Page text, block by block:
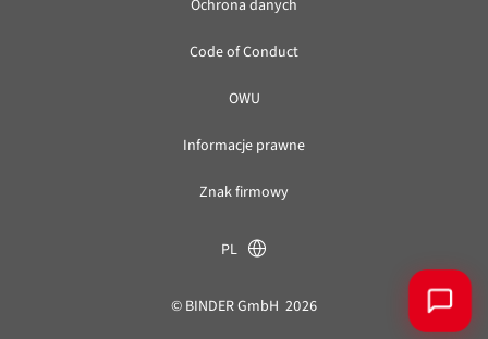
© BINDER GmbH 2026
Ochrona danych
Code of Conduct
OWU
Informacje prawne
Znak firmowy
PL